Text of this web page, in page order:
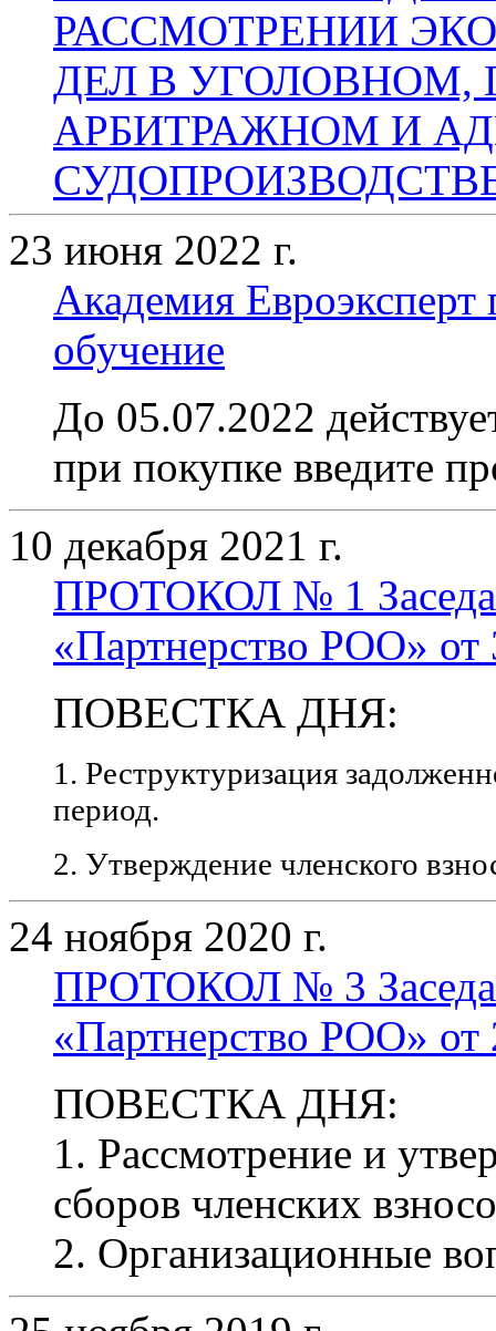
РАССМОТРЕНИИ
ДЕЛ В УГОЛОВНОМ,
АРБИТРАЖНОМ И
23 июня 2022 г.
Академия Евроэксперт
обучение
До 05.07.2022
при покупке введите
10 декабря 2021 г.
ПРОТОКОЛ № 1
«Партнерство РОО» от
ПОВЕСТКА ДНЯ:
1. Реструктуризация
период.
2. Утверждение членского
24 ноября 2020 г.
ПРОТОКОЛ № 3
«Партнерство РОО» от
ПОВЕСТКА ДНЯ:
1. Рассмотрение и
сборов членских
2. Организационные